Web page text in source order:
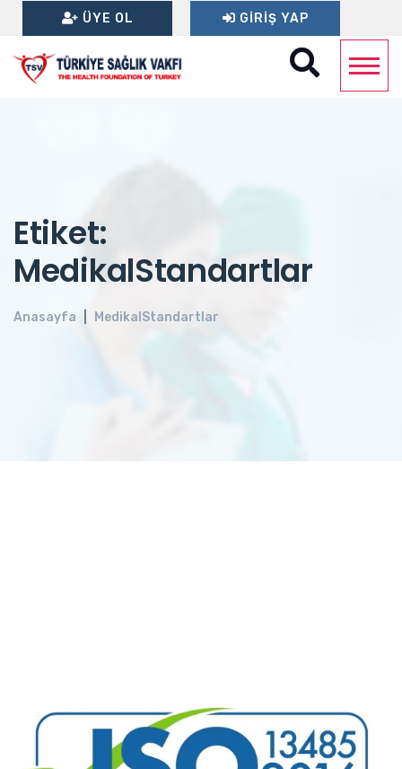
ÜYE OL GIRIŞ YAP
Etiket:
MedikalStandartlar
Anasayfa MedikalStandartlar